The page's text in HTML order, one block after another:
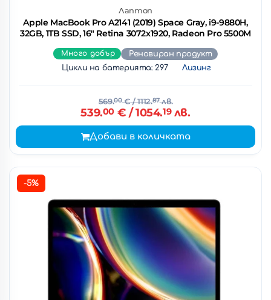
Лаптоп
Apple MacBook Pro A2141 (2019) Space Gray, i9-9880H,
32GB, 1TB SSD, 16" Retina 3072x1920, Radeon Pro 5500M
Много добър
Реновиран продукт
Цикли на батерията: 297
Лизинг
569.00€/ 1112.87лв.
539.00€ / 1054.19лв.
Добави в количката
-5%